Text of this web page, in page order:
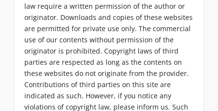
law require a written permission of the author or
originator. Downloads and copies of these websites
are permitted for private use only. The commercial
use of our contents without permission of the
originator is prohibited. Copyright laws of third
parties are respected as long as the contents on
these websites do not originate from the provider.
Contributions of third parties on this site are
indicated as such. However, if you notice any
violations of copyright law, please inform us. Such